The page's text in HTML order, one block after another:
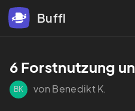
Buffl
6 Forstnutzung
BK von Benedikt K.